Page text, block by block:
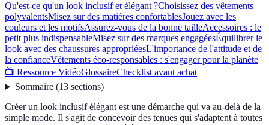
Qu'est-ce qu'un look inclusif et élégant ?Choisissez des vêtements
polyvalentsMisez sur des matières confortablesJouez avec les
couleurs et les motifsAssurez-vous de la bonne tailleAccessoires : le
petit plus indispensableMisez sur des marques engagéesÉquilibrer le
look avec des chaussures appropriéesL'importance de l'attitude et de
la confianceVêtements éco-responsables : s'engager pour la planète
📺 Ressource VidéoGlossaireChecklist avant achat
Sommaire(13 sections)
Créer un look inclusif élégant est une démarche qui va au-delà de la
simple mode. Il s'agit de concevoir des tenues qui s'adaptent à toutes